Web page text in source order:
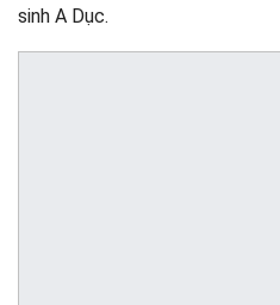
sinh A Dục.